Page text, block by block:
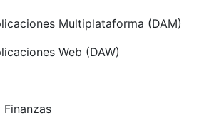
Multiplataforma (DAM)
Web (DAW)